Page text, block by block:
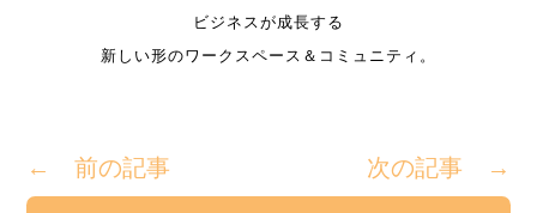
ビジネスが成長する
新しい形のワークスペース＆コミュニティ。
← 前の記事 次の記事 →